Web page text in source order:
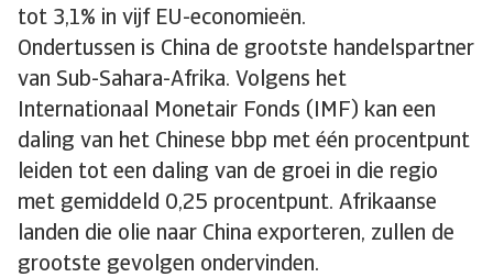
tot 3,1% in vijf EU-economieën.
Ondertussen is China de grootste handelspartner
van Sub-Sahara-Afrika. Volgens het
Internationaal Monetair Fonds (IMF) kan een
daling van het Chinese bbp met één procentpunt
leiden tot een daling van de groei in die regio
met gemiddeld 0,25 procentpunt. Afrikaanse
landen die olie naar China exporteren, zullen de
grootste gevolgen ondervinden.